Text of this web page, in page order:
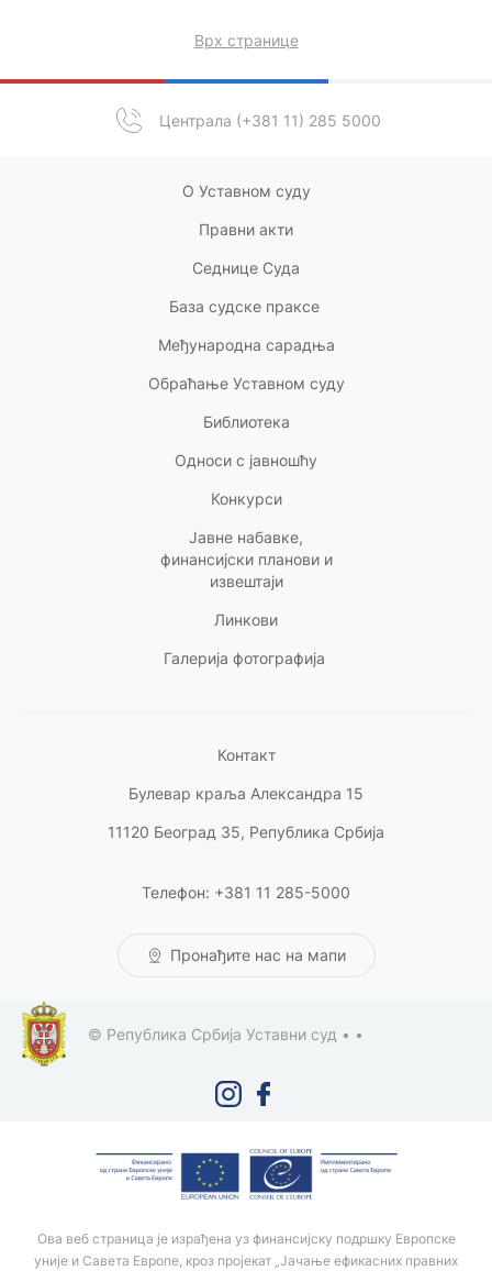
Централа (+381 11) 285 5000
Врх странице
О Уставном суду
Правни акти
Седнице Суда
База судске праксе
Међународна сарадња
Обраћање Уставном суду
Библиотека
Односи с јавношћу
Конкурси
Јавне набавке,
финансијски планови и
извештаји
Линкови
Галерија фотографија
Контакт
Булевар краља Александра 15
11120 Београд 35, Република Србија
Телефон: +381 11 285-5000
Пронађите нас на мапи
© Република Србија Уставни суд • •
Ова веб страница је израђена уз финансијску подршку Европске
уније и Савета Европе, кроз пројекат „Јачање ефикасних правних